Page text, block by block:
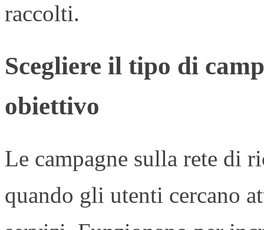
raccolti.
Scegliere il tipo di
obiettivo
Le campagne sulla rete di
quando gli utenti cercano